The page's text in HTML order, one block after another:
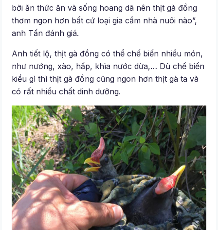
bởi ăn thức ăn và sống hoang dã nên thịt gà đồng
thơm ngon hơn bất cứ loại gia cầm nhà nuôi nào”,
anh Tấn đánh giá.
Anh tiết lộ, thịt gà đồng có thể chế biến nhiều món,
như nướng, xào, hấp, khìa nước dừa,… Dù chế biến
kiểu gì thì thịt gà đồng cũng ngon hơn thịt gà ta và
có rất nhiều chất dinh dưỡng.